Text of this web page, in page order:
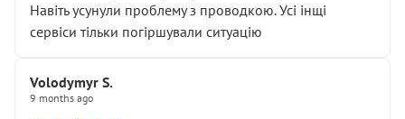
Навіть усунули проблему з проводкою. Усі інщі
сервіси тільки погіршували ситуацію
Volodymyr S.
9 months ago